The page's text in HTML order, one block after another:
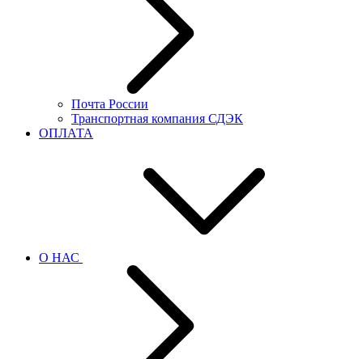
Почта России
Транспортная компания СДЭК
ОПЛАТА
О НАС